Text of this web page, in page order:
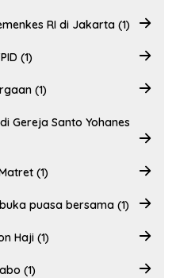
RI di Jakarta (1)
(1)
(1)
Gereja Santo Yohanes
(1)
puasa bersama (1)
Haji (1)
(1)